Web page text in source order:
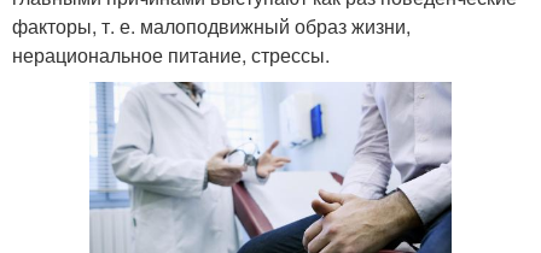
факторы, т. е. малоподвижный образ жизни,
нерациональное питание, стрессы.